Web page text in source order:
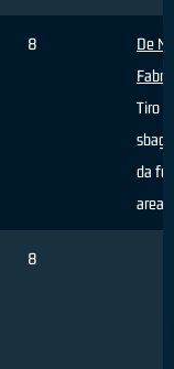
8
De
Tiro
da
area
8